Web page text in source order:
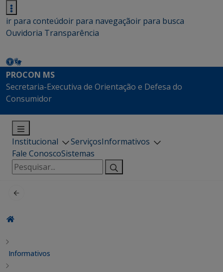
ir para conteúdoir para navegaçãoir para busca
Ouvidoria Transparência
PROCON MS
Secretaria-Executiva de Orientação e Defesa do
Consumidor
Institucional ServiçosInformativos
Fale ConoscoSistemas
Pesquisar
por:
Informativos